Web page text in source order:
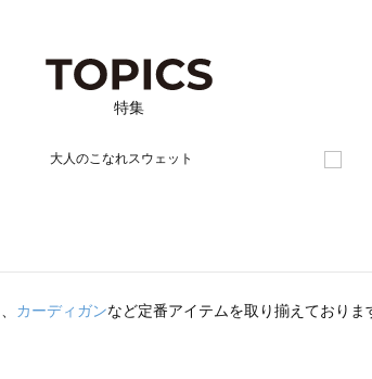
特集
、 カーディガンなど定番アイテムを取り揃えておりま